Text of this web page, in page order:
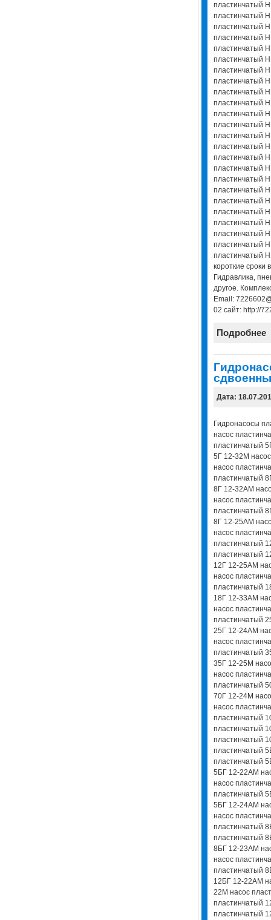
пластинчатый
пластинчатый
пластинчатый
пластинчатый
пластинчатый
пластинчатый
пластинчатый
пластинчатый
пластинчатый
пластинчатый
пластинчатый
пластинчатый
пластинчатый
пластинчатый
пластинчатый
пластинчатый
пластинчатый
пластинчатый
пластинчатый
пластинчатый
пластинчатый
пластинчатый
пластинчатый
пластинчатый
короткие сроки
Гидравлика,
другое.
Email:
02 сайт: http://
Подробнее
Дата:
Гидронасосы
насос
пластинчатый
5Г 12-32М
насос
пластинчатый
8Г 12-32АМ
насос
пластинчатый
8Г 12-25АМ
насос
пластинчатый
пластинчатый
12Г 12-25АМ
насос
пластинчатый
18Г 12-33АМ
насос
пластинчатый
25Г 12-24АМ
насос
пластинчатый
35Г 12-25М
насос
пластинчатый
70Г 12-24М
насос
пластинчатый
пластинчатый
пластинчатый
пластинчатый
пластинчатый
5БГ 12-22АМ
насос
пластинчатый
5БГ 12-24АМ
насос
пластинчатый
пластинчатый
8БГ 12-23АМ
насос
пластинчатый
12БГ 12-22АМ
22М насос
пластинчатый
пластинчатый